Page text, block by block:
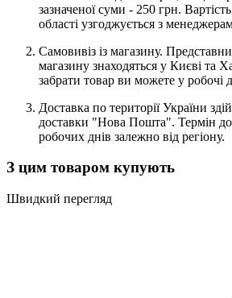
зазначеної суми - 250 грн.
області узгоджується з
Самовивіз із магазину.
магазину знаходяться у Києві та
забрати товар ви можете у робочі
Доставка по території України
доставки "Нова Пошта". Термін
робочих днів залежно від регіону.
З цим товаром купують
Швидкий перегляд